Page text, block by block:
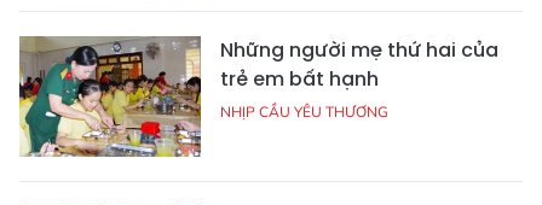
Những người mẹ thứ hai của
trẻ em bất hạnh
NHỊP CẦU YÊU THƯƠNG